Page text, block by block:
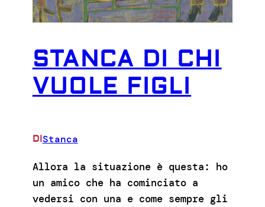
STANCA DI CHI
VUOLE FIGLI
DIStanca
Allora la situazione è questa: ho
un amico che ha cominciato a
vedersi con una e come sempre gli